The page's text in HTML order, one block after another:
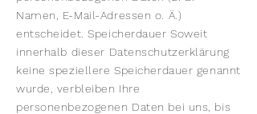
Namen, E-Mail-Adressen o. Ä.)
entscheidet. Speicherdauer Soweit
innerhalb dieser Datenschutzerklärung
keine speziellere Speicherdauer genannt
wurde, verbleiben Ihre
personenbezogenen Daten bei uns, bis